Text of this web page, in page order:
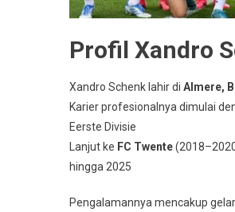
Profil Xandro
Xandro Schenk lahir di Almere,
Karier profesionalnya dimulai
Eerste Divisie
Lanjut ke FC Twente
hingga 2025
Pengalamannya mencakup gelar